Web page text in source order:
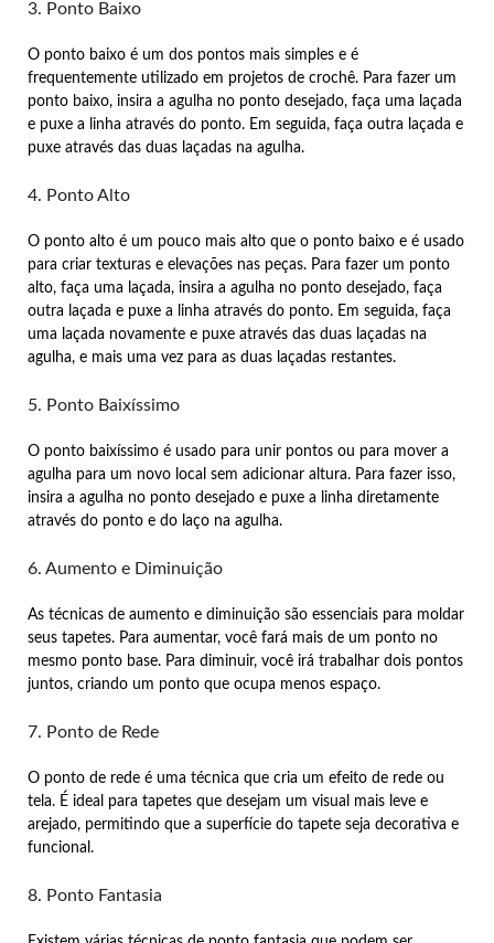
3. Ponto Baixo
O ponto baixo é um dos pontos mais simples e é
frequentemente utilizado em projetos de crochê. Para fazer um
ponto baixo, insira a agulha no ponto desejado, faça uma laçada
e puxe a linha através do ponto. Em seguida, faça outra laçada e
puxe através das duas laçadas na agulha.
4. Ponto Alto
O ponto alto é um pouco mais alto que o ponto baixo e é usado
para criar texturas e elevações nas peças. Para fazer um ponto
alto, faça uma laçada, insira a agulha no ponto desejado, faça
outra laçada e puxe a linha através do ponto. Em seguida, faça
uma laçada novamente e puxe através das duas laçadas na
agulha, e mais uma vez para as duas laçadas restantes.
5. Ponto Baixíssimo
O ponto baixíssimo é usado para unir pontos ou para mover a
agulha para um novo local sem adicionar altura. Para fazer isso,
insira a agulha no ponto desejado e puxe a linha diretamente
através do ponto e do laço na agulha.
6. Aumento e Diminuição
As técnicas de aumento e diminuição são essenciais para moldar
seus tapetes. Para aumentar, você fará mais de um ponto no
mesmo ponto base. Para diminuir, você irá trabalhar dois pontos
juntos, criando um ponto que ocupa menos espaço.
7. Ponto de Rede
O ponto de rede é uma técnica que cria um efeito de rede ou
tela. É ideal para tapetes que desejam um visual mais leve e
arejado, permitindo que a superfície do tapete seja decorativa e
funcional.
8. Ponto Fantasia